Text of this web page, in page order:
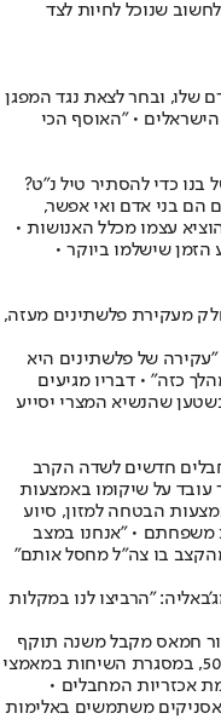
שנוכל לחיות לצד
שלו, ובחר לצאת נגד המפגן
• "האוסף הכי
כדי להסתיר טיל נ"ט?
הם בני אדם ואי אפשר,
שהוציא עצמו מכלל האנושות •
שישלמו ביוקר •
מעקירת פלשתינים מעזה,
"עקירה של פלשתינים היא
כזה" • דבריו מגיעים
שהנשיא המצרי יסייע
חדשים לשדה הקרב
עובד על שיקומו באמצעות
הבטחה למזון, סיוע
משפחתם • "אנחנו במצב
בו צה"ל מחסל אותם"
"הרביצו לנו במקלות
חמאס מקבל משנה תוקף
נוסף • בשיחה של תושב עזתי לנציג יחידה 504, במסגרת השיחות במאמצי
אכזריות המחבלים •
משתמשים באלימות